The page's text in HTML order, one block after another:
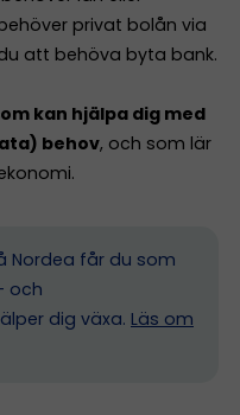
privat bolån via
att behöva byta bank.
kan hjälpa dig med
behov, och som lär
Nordea får du som
och
dig växa. Läs om